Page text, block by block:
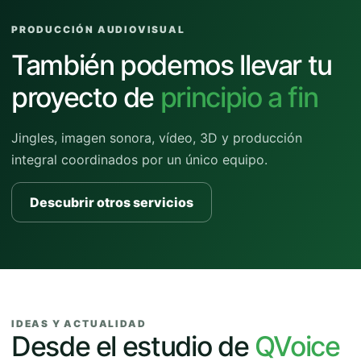
PRODUCCIÓN AUDIOVISUAL
También podemos llevar tu
proyecto de principio a fin
Jingles, imagen sonora, vídeo, 3D y producción
integral coordinados por un único equipo.
Descubrir otros servicios
IDEAS Y ACTUALIDAD
Desde el estudio de QVoice